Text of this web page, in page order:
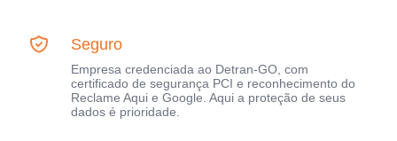
Seguro
Empresa credenciada ao Detran-GO, com
certificado de segurança PCI e reconhecimento do
Reclame Aqui e Google. Aqui a proteção de seus
dados é prioridade.